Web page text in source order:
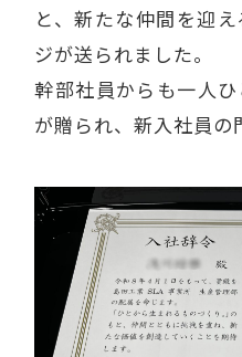
と、新たな仲間を迎
ジが送られました。
幹部社員からも一人
が贈られ、新入社員の